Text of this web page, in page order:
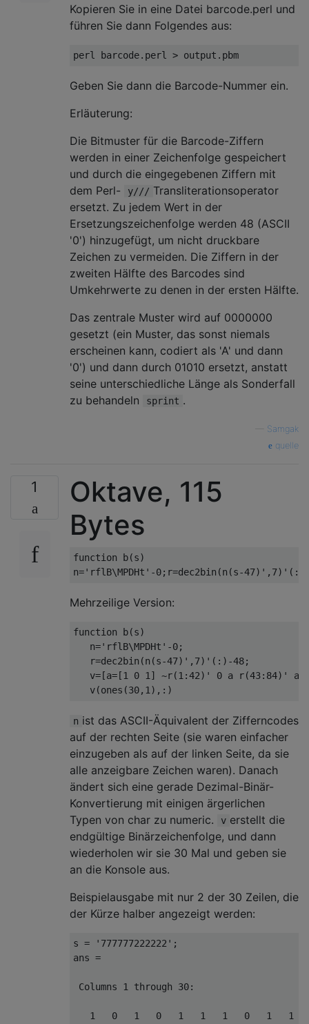
Kopieren Sie in eine Datei barcode.perl und
führen Sie dann Folgendes aus:
Geben Sie dann die Barcode-Nummer ein.
Erläuterung:
Die Bitmuster für die Barcode-Ziffern
werden in einer Zeichenfolge gespeichert
und durch die eingegebenen Ziffern mit
dem Perl-
y/// Transliterationsoperator
ersetzt. Zu jedem Wert in der
Ersetzungszeichenfolge werden 48 (ASCII
'0') hinzugefügt, um nicht druckbare
Zeichen zu vermeiden. Die Ziffern in der
zweiten Hälfte des Barcodes sind
Umkehrwerte zu denen in der ersten Hälfte.
Das zentrale Muster wird auf 0000000
gesetzt (ein Muster, das sonst niemals
erscheinen kann, codiert als 'A' und dann
'0') und dann durch 01010 ersetzt, anstatt
seine unterschiedliche Länge als Sonderfall
zu behandeln
sprint .
Samgak
quelle
1
Oktave, 115
Bytes
function b(s)
Mehrzeilige Version:
function b(s)
   n='rflB\MPDHt'-0;
   r=dec2bin(n(s-47)',7)'(:)-48;
v=[a=[1 0 1] ~r(1:42)' 0 a r(43:84)'
n ist das ASCII-Äquivalent der Zifferncodes
auf der rechten Seite (sie waren einfacher
einzugeben als auf der linken Seite, da sie
alle anzeigbare Zeichen waren). Danach
ändert sich eine gerade Dezimal-Binär-
Konvertierung mit einigen ärgerlichen
Typen von char zu numeric.
v erstellt die
endgültige Binärzeichenfolge, und dann
wiederholen wir sie 30 Mal und geben sie
an die Konsole aus.
Beispielausgabe mit nur 2 der 30 Zeilen, die
der Kürze halber angezeigt werden:
s = '777777222222';
ans =
Columns 1 through 30:
1   0   1   0   1   1   1   0   1   1